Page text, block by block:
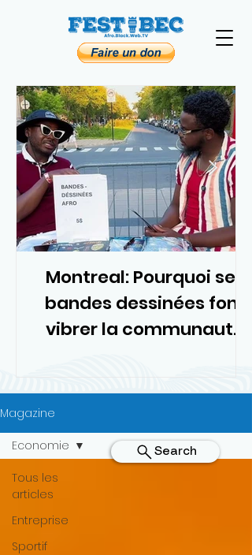
Montreal: Pourquoi ses
bandes dessinées font
vibrer la communauté
Magazine
Tous les
articles
Entreprise
Sportif
Economie Search